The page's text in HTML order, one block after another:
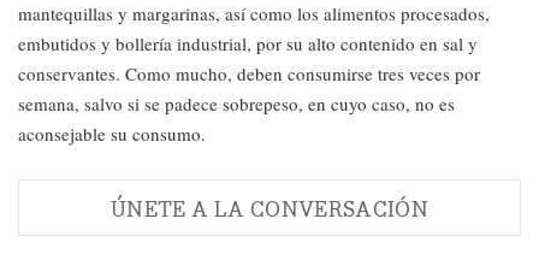
mantequillas y margarinas, así como los alimentos procesados,
embutidos y bollería industrial, por su alto contenido en sal y
conservantes. Como mucho, deben consumirse tres veces por
semana, salvo si se padece sobrepeso, en cuyo caso, no es
aconsejable su consumo.
ÚNETE A LA CONVERSACIÓN